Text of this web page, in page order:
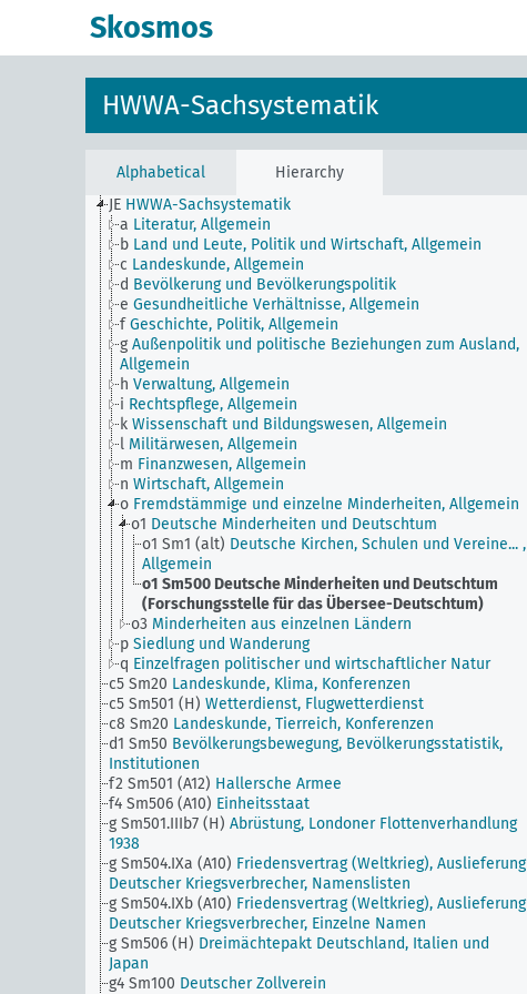
Skosmos
HWWA-Sachsystematik
Alphabetical
Hierarchy
JE HWWA-Sachsystematik
a Literatur, Allgemein
b Land und Leute, Politik und Wirtschaft, Allgemein
c Landeskunde, Allgemein
d Bevölkerung und Bevölkerungspolitik
e Gesundheitliche Verhältnisse, Allgemein
f Geschichte, Politik, Allgemein
g Außenpolitik und politische Beziehungen zum Ausland,
Allgemein
h Verwaltung, Allgemein
i Rechtspflege, Allgemein
k Wissenschaft und Bildungswesen, Allgemein
l Militärwesen, Allgemein
m Finanzwesen, Allgemein
n Wirtschaft, Allgemein
o Fremdstämmige und einzelne Minderheiten, Allgemein
o1 Deutsche Minderheiten und Deutschtum
o1 Sm1 (alt) Deutsche Kirchen, Schulen und Vereine... ,
Allgemein
o1 Sm500 Deutsche Minderheiten und Deutschtum
(Forschungsstelle für das Übersee-Deutschtum)
o3 Minderheiten aus einzelnen Ländern
p Siedlung und Wanderung
q Einzelfragen politischer und wirtschaftlicher Natur
c5 Sm20 Landeskunde, Klima, Konferenzen
c5 Sm501 (H) Wetterdienst, Flugwetterdienst
c8 Sm20 Landeskunde, Tierreich, Konferenzen
d1 Sm50 Bevölkerungsbewegung, Bevölkerungsstatistik,
Institutionen
f2 Sm501 (A12) Hallersche Armee
f4 Sm506 (A10) Einheitsstaat
g Sm501.IIIb7 (H) Abrüstung, Londoner Flottenverhandlung
1938
g Sm504.IXa (A10) Friedensvertrag (Weltkrieg), Auslieferung
Deutscher Kriegsverbrecher, Namenslisten
g Sm504.IXb (A10) Friedensvertrag (Weltkrieg), Auslieferung
Deutscher Kriegsverbrecher, Einzelne Namen
g Sm506 (H) Dreimächtepakt Deutschland, Italien und
Japan
g4 Sm100 Deutscher Zollverein